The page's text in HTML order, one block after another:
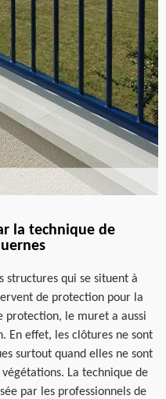
la technique de
structures qui se situent à
de protection pour la
protection, le muret a aussi
En effet, les clôtures ne sont
surtout quand elles ne sont
La technique de
par les professionnels de